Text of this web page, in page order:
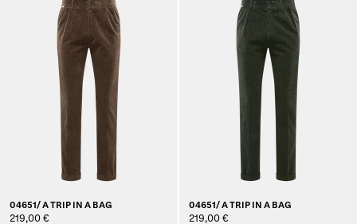
04651/ A TRIP IN A BAG
219,00 €
04651/ A TRIP IN A BAG
219,00 €